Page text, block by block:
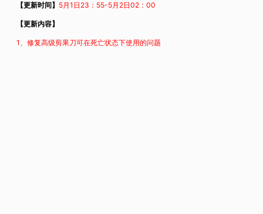
【更新时间】 5月1日23：55-5月2日02：00
【更新内容】
1、修复高级剪果刀可在死亡状态下使用的问题